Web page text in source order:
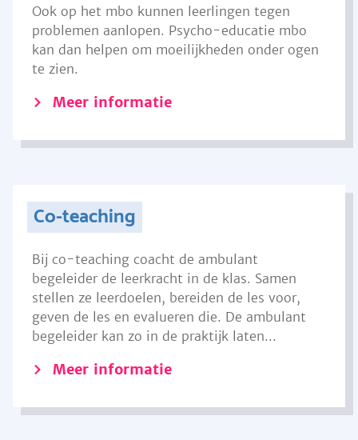
Ook op het mbo kunnen leerlingen tegen
problemen aanlopen. Psycho-educatie mbo
kan dan helpen om moeilijkheden onder ogen
te zien.
Meer informatie
Co-teaching
Bij co-teaching coacht de ambulant
begeleider de leerkracht in de klas. Samen
stellen ze leerdoelen, bereiden de les voor,
geven de les en evalueren die. De ambulant
begeleider kan zo in de praktijk laten...
Meer informatie